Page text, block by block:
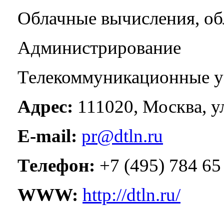
Облачные вычисления,
Администрирование
Телекоммуникационные
Адрес: 111020, Москва,
E-mail: pr@dtln.ru
Телефон: +7 (495) 784
WWW: http://dtln.ru/